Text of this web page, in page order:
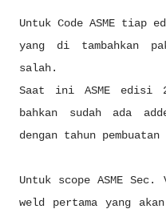
Untuk Code ASME tiap
yang di tambahkan
salah.
Saat ini ASME edisi
bahkan sudah ada
dengan tahun
Untuk scope ASME
weld pertama yang